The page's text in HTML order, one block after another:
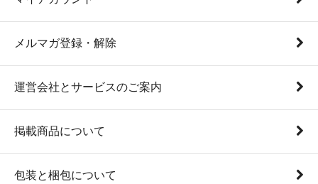
メルマガ登録・解除
運営会社とサービスのご案内
掲載商品について
包装と梱包について